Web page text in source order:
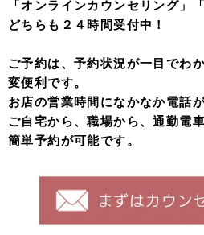
「オンラインカウンセリング」
どちらも２４時間受付中！
ご予約は、予約状況が一目でわ
変便利です。
お店の営業時間になかなか電話
ご自宅から、職場から、通勤電
簡単予約が可能です。